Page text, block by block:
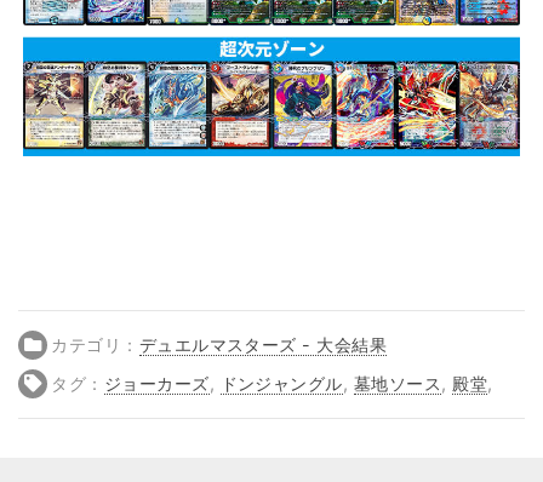
カテゴリ： デュエルマスターズ - 大会結果
タグ： ジョーカーズ, ドンジャングル, 墓地ソース , 殿堂,